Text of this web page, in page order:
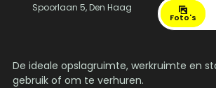
Spoorlaan 5, Den Haag
Foto's
De ideale opslagruimte, werkruimte en
gebruik of om te verhuren.